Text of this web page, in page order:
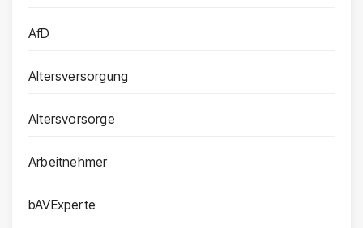
AfD
Altersversorgung
Altersvorsorge
Arbeitnehmer
bAVExperte